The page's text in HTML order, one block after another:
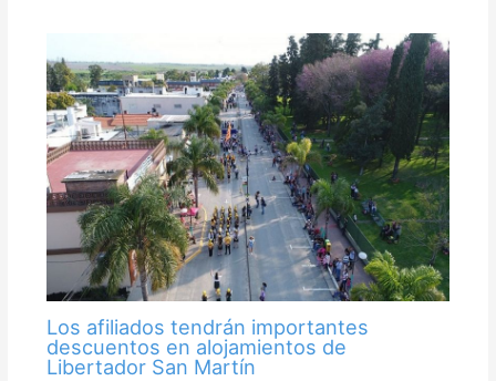
Los afiliados tendrán importantes
descuentos en alojamientos de
Libertador San Martín